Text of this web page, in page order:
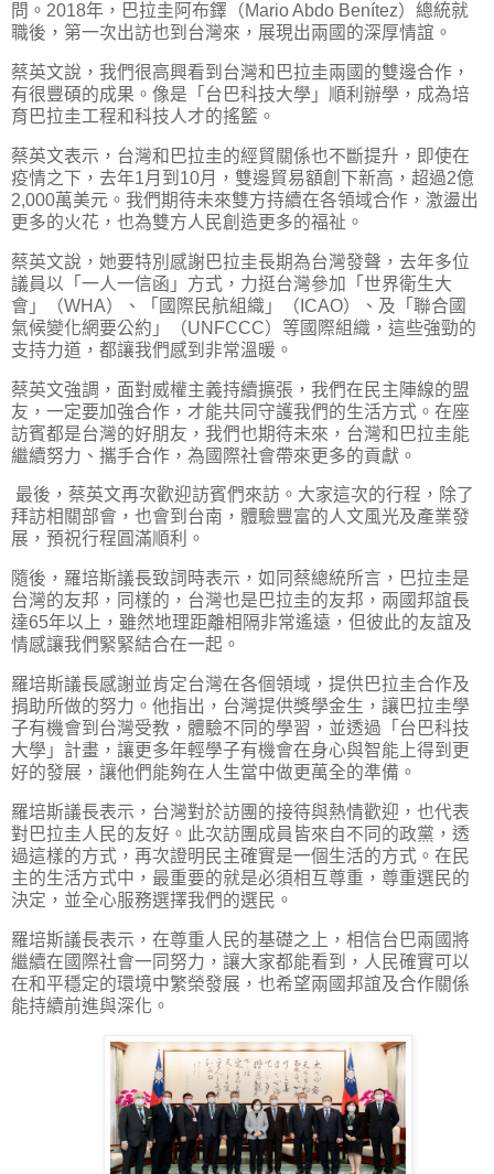
問。2018年，巴拉圭阿布鐸（Mario Abdo Benítez）總統就
職後，第一次出訪也到台灣來，展現出兩國的深厚情誼。
蔡英文說，我們很高興看到台灣和巴拉圭兩國的雙邊合作，
有很豐碩的成果。像是「台巴科技大學」順利辦學，成為培
育巴拉圭工程和科技人才的搖籃。
蔡英文表示，台灣和巴拉圭的經貿關係也不斷提升，即使在
疫情之下，去年1月到10月，雙邊貿易額創下新高，超過2億
2,000萬美元。我們期待未來雙方持續在各領域合作，激盪出
更多的火花，也為雙方人民創造更多的福祉。
蔡英文說，她要特別感謝巴拉圭長期為台灣發聲，去年多位
議員以「一人一信函」方式，力挺台灣參加「世界衛生大
會」（WHA）、「國際民航組織」（ICAO）、及「聯合國
氣候變化網要公約」（UNFCCC）等國際組織，這些強勁的
支持力道，都讓我們感到非常溫暖。
蔡英文強調，面對威權主義持續擴張，我們在民主陣線的盟
友，一定要加強合作，才能共同守護我們的生活方式。在座
訪賓都是台灣的好朋友，我們也期待未來，台灣和巴拉圭能
繼續努力、攜手合作，為國際社會帶來更多的貢獻。
最後，蔡英文再次歡迎訪賓們來訪。大家這次的行程，除了
拜訪相關部會，也會到台南，體驗豐富的人文風光及產業發
展，預祝行程圓滿順利。
隨後，羅培斯議長致詞時表示，如同蔡總統所言，巴拉圭是
台灣的友邦，同樣的，台灣也是巴拉圭的友邦，兩國邦誼長
達65年以上，雖然地理距離相隔非常遙遠，但彼此的友誼及
情感讓我們緊緊結合在一起。
羅培斯議長感謝並肯定台灣在各個領域，提供巴拉圭合作及
捐助所做的努力。他指出，台灣提供獎學金生，讓巴拉圭學
子有機會到台灣受教，體驗不同的學習，並透過「台巴科技
大學」計畫，讓更多年輕學子有機會在身心與智能上得到更
好的發展，讓他們能夠在人生當中做更萬全的準備。
羅培斯議長表示，台灣對於訪團的接待與熱情歡迎，也代表
對巴拉圭人民的友好。此次訪團成員皆來自不同的政黨，透
過這樣的方式，再次證明民主確實是一個生活的方式。在民
主的生活方式中，最重要的就是必須相互尊重，尊重選民的
決定，並全心服務選擇我們的選民。
羅培斯議長表示，在尊重人民的基礎之上，相信台巴兩國將
繼續在國際社會一同努力，讓大家都能看到，人民確實可以
在和平穩定的環境中繁榮發展，也希望兩國邦誼及合作關係
能持續前進與深化。